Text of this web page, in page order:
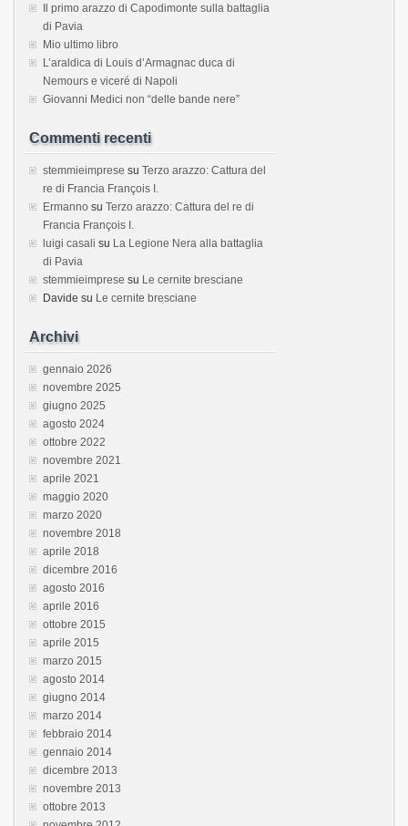
Il primo arazzo di Capodimonte sulla battaglia
di Pavia
Mio ultimo libro
L’araldica di Louis d’Armagnac duca di
Nemours e viceré di Napoli
Giovanni Medici non “delle bande nere”
Commenti recenti
stemmieimprese su Terzo arazzo: Cattura del
re di Francia François I.
Ermanno su Terzo arazzo: Cattura del re di
Francia François I.
luigi casali su La Legione Nera alla battaglia
di Pavia
stemmieimprese su Le cernite bresciane
Davide su Le cernite bresciane
Archivi
gennaio 2026
novembre 2025
giugno 2025
agosto 2024
ottobre 2022
novembre 2021
aprile 2021
maggio 2020
marzo 2020
novembre 2018
aprile 2018
dicembre 2016
agosto 2016
aprile 2016
ottobre 2015
aprile 2015
marzo 2015
agosto 2014
giugno 2014
marzo 2014
febbraio 2014
gennaio 2014
dicembre 2013
novembre 2013
ottobre 2013